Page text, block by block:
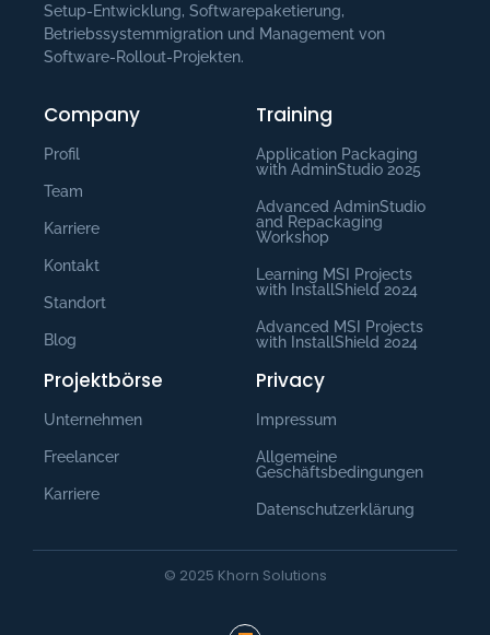
Setup-Entwicklung, Softwarepaketierung,
Betriebssystemmigration und Management von
Software-Rollout-Projekten.
Company
Profil
Team
Karriere
Kontakt
Standort
Blog
Training
Application Packaging
with AdminStudio​ 2025
Advanced AdminStudio
and Repackaging
Workshop
Learning MSI Projects
with InstallShield 2024
Advanced MSI Projects
with InstallShield 2024
Projektbörse
Unternehmen
Freelancer
Karriere
Privacy
Impressum
Allgemeine
Geschäftsbedingungen
Datenschutzerklärung
© 2025 Khorn Solutions